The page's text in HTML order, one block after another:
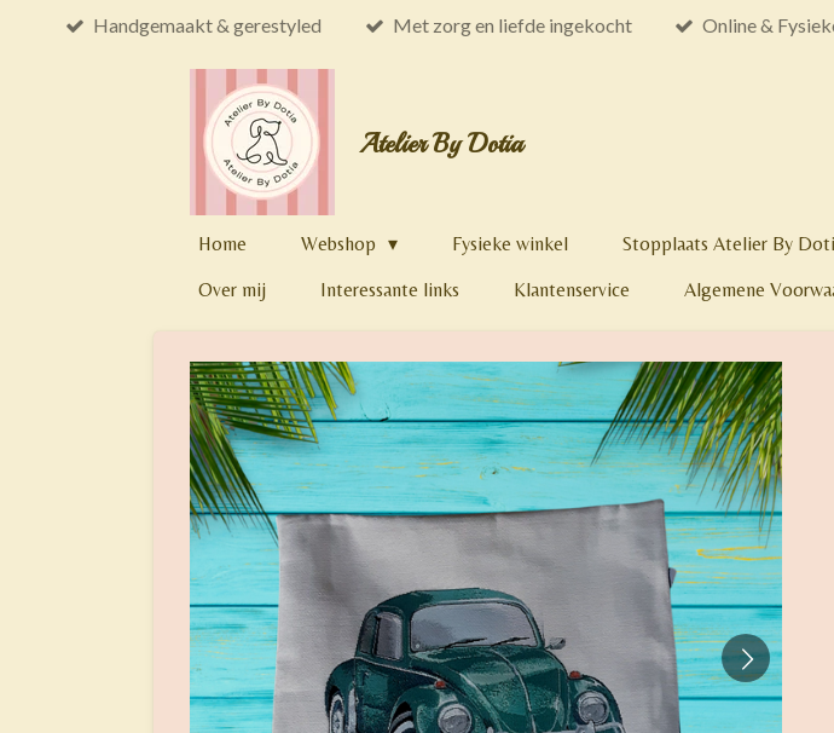
Handgemaakt & gerestyled Met zorg en liefde ingekocht Online &
Atelier By Dotia
Home Webshop Fysieke winkel Stopplaats Atelier By
Over mij
Interessante links Klantenservice Algemene